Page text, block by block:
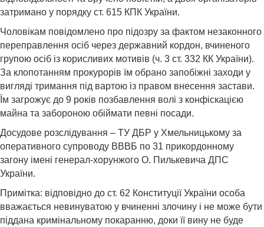
затримано у порядку ст. 615 КПК України.
Чоловікам повідомлено про підозру за фактом незаконного
переправлення осіб через державний кордон, вчиненого
групою осіб із корисливих мотивів (ч. 3 ст. 332 КК України).
За клопотанням прокурорів їм обрано запобіжні заходи у
вигляді тримання під вартою із правом внесення застави.
Їм загрожує до 9 років позбавлення волі з конфіскацією
майна та забороною обіймати певні посади.
Досудове розслідування – ТУ ДБР у Хмельницькому за
оперативного супроводу ВВВБ по 31 прикордонному
загону імені генерал-хорунжого О. Пилькевича ДПС
України.
Примітка: відповідно до ст. 62 Конституції України особа
вважається невинуватою у вчиненні злочину і не може бути
піддана кримінальному покаранню, доки її вину не буде